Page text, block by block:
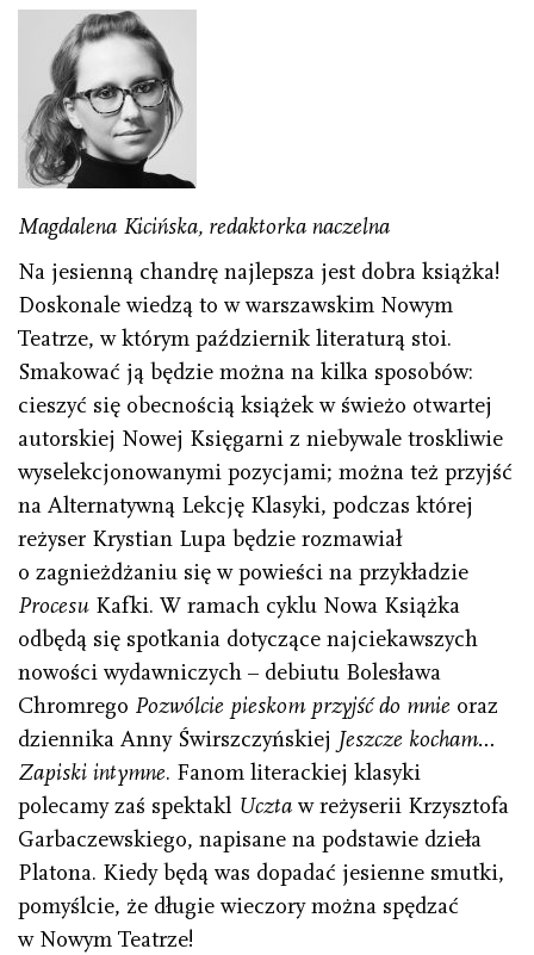
Magdalena Kicińska, redaktorka naczelna
Na jesienną chandrę najlepsza jest dobra książka!
Doskonale wiedzą to w warszawskim Nowym
Teatrze, w którym październik literaturą stoi.
Smakować ją będzie można na kilka sposobów:
cieszyć się obecnością książek w świeżo otwartej
autorskiej Nowej Księgarni z niebywale troskliwie
wyselekcjonowanymi pozycjami; można też przyjść
na Alternatywną Lekcję Klasyki, podczas której
reżyser Krystian Lupa będzie rozmawiał
o zagnieżdżaniu się w powieści na przykładzie
Procesu Kafki. W ramach cyklu Nowa Książka
odbędą się spotkania dotyczące najciekawszych
nowości wydawniczych – debiutu Bolesława
Chromrego Pozwólcie pieskom przyjść do mnie oraz
dziennika Anny Świrszczyńskiej Jeszcze kocham…
Zapiski intymne. Fanom literackiej klasyki
polecamy zaś spektakl Uczta w reżyserii Krzysztofa
Garbaczewskiego, napisane na podstawie dzieła
Platona. Kiedy będą was dopadać jesienne smutki,
pomyślcie, że długie wieczory można spędzać
w Nowym Teatrze!